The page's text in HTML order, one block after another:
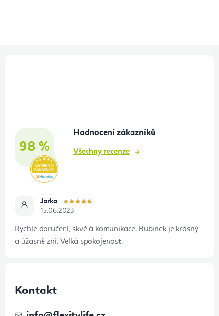
98 %
Hodnocení zákazníků
Všechny recenze
Jarka
15.06.2023
Rychlé doručení, skvělá komunikace. Bubínek je krásný
a úžasně zní. Velká spokojenost.
Kontakt